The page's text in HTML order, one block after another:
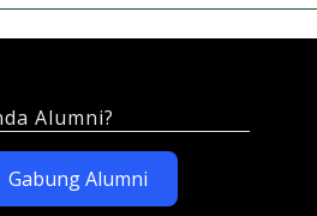
Alumni?
Gabung Alumni